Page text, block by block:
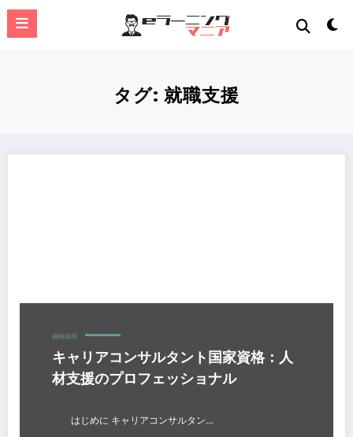
コ
テ
タグ: 就職支援
資格取得
キャリアコンサルタント国家資格：人
材支援のプロフェッショナル
はじめに キャリアコンサルタン…